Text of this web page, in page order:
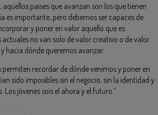
países que avanzan son los que tienen
es importante, pero debemos ser capaces de
y poner en valor aquello que es
no van solo de valor creativo o de valor
hacia dónde queremos avanzar.
recordar de dónde venimos y poner en
sido imposibles sin el negocio, sin la identidad y
jóvenes sois el ahora y el futuro.”